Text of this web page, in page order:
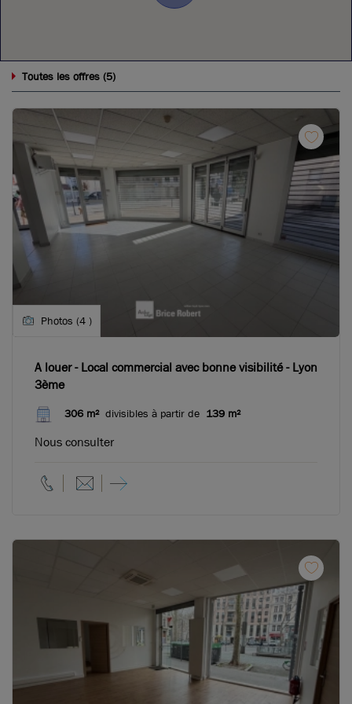
Toutes les offres (5)
Photos (4 )
A louer - Local commercial avec bonne visibilité - Lyon
3ème
306 m²divisibles à partir de 139 m²
Nous consulter